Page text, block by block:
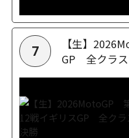
7
【生】
GP 全クラ